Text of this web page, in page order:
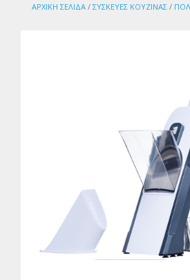
ΑΡΧΙΚΉ ΣΕΛΊΔΑ / ΣΥΣΚΕΥΕΣ ΚΟΥΖΙΝΑΣ /